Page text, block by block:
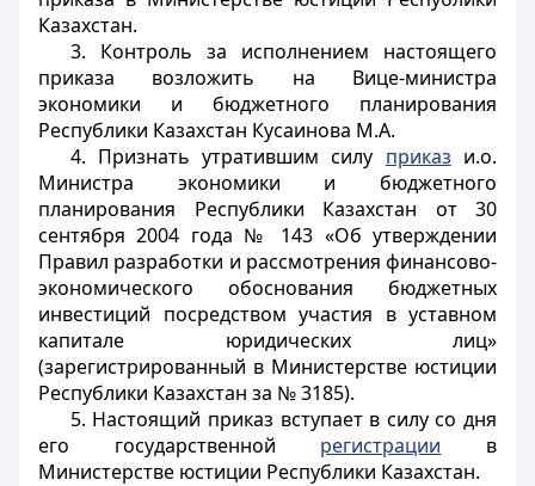
Казахстан.
3. Контроль за исполнением настоящего
приказа возложить на Вице-министра
экономики и бюджетного планирования
Республики Казахстан Кусаинова М.А.
4. Признать утратившим силу приказ и.о.
Министра экономики и бюджетного
планирования Республики Казахстан от 30
сентября 2004 года № 143 «Об утверждении
Правил разработки и рассмотрения финансово-
экономического обоснования бюджетных
инвестиций посредством участия в уставном
капитале юридических лиц»
(зарегистрированный в Министерстве юстиции
Республики Казахстан за № 3185).
5. Настоящий приказ вступает в силу со дня
его государственной регистрации в
Министерстве юстиции Республики Казахстан.